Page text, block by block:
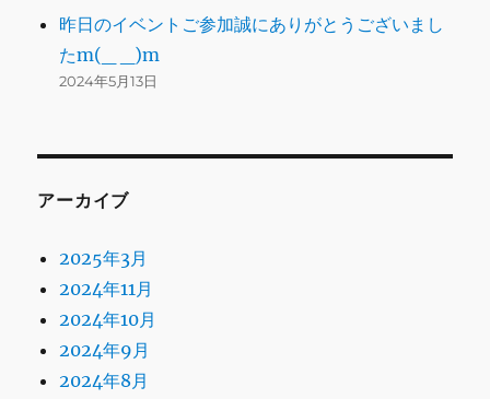
昨日のイベントご参加誠にありがとうございまし
たm(_ _)m
2024年5月13日
アーカイブ
2025年3月
2024年11月
2024年10月
2024年9月
2024年8月